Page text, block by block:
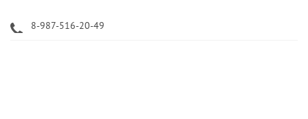
8-987-516-20-49